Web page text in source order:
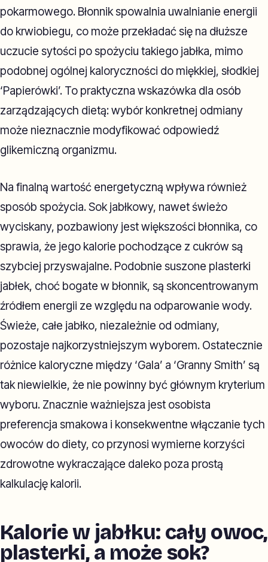
pokarmowego. Błonnik spowalnia uwalnianie energii
do krwiobiegu, co może przekładać się na dłuższe
uczucie sytości po spożyciu takiego jabłka, mimo
podobnej ogólnej kaloryczności do miękkiej, słodkiej
‘Papierówki’. To praktyczna wskazówka dla osób
zarządzających dietą: wybór konkretnej odmiany
może nieznacznie modyfikować odpowiedź
glikemiczną organizmu.
Na finalną wartość energetyczną wpływa również
sposób spożycia. Sok jabłkowy, nawet świeżo
wyciskany, pozbawiony jest większości błonnika, co
sprawia, że jego kalorie pochodzące z cukrów są
szybciej przyswajalne. Podobnie suszone plasterki
jabłek, choć bogate w błonnik, są skoncentrowanym
źródłem energii ze względu na odparowanie wody.
Świeże, całe jabłko, niezależnie od odmiany,
pozostaje najkorzystniejszym wyborem. Ostatecznie
różnice kaloryczne między ‘Gala’ a ‘Granny Smith’ są
tak niewielkie, że nie powinny być głównym kryterium
wyboru. Znacznie ważniejsza jest osobista
preferencja smakowa i konsekwentne włączanie tych
owoców do diety, co przynosi wymierne korzyści
zdrowotne wykraczające daleko poza prostą
kalkulację kalorii.
Kalorie w jabłku: cały owoc,
plasterki, a może sok?